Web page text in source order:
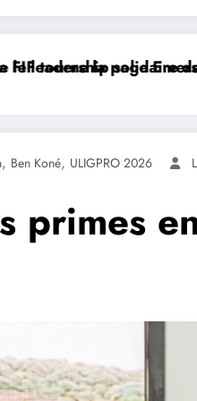
: à Addis-
, Ben Koné, ULIGPRO 2026
primes